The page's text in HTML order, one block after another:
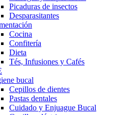
Picaduras de insectos
Desparasitantes
Cocina
Confitería
Dieta
Tés, Infusiones y Cafés
bucal
Cepillos de dientes
Pastas dentales
Cuidado y Enjuague Bucal